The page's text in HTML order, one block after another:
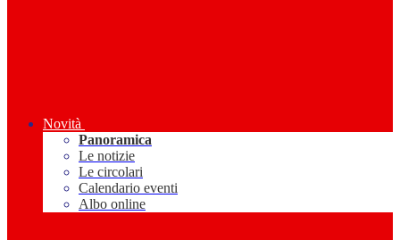
Novità
Panoramica
Le notizie
Le circolari
Calendario eventi
Albo online